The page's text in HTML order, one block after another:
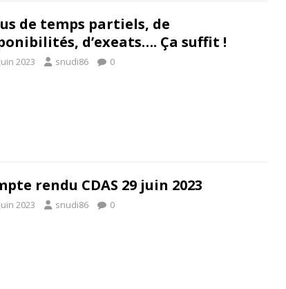
de temps partiels, de
d’exeats…. Ça suffit !
2023 snudi86 0
rendu CDAS 29 juin 2023
2023 snudi86 0